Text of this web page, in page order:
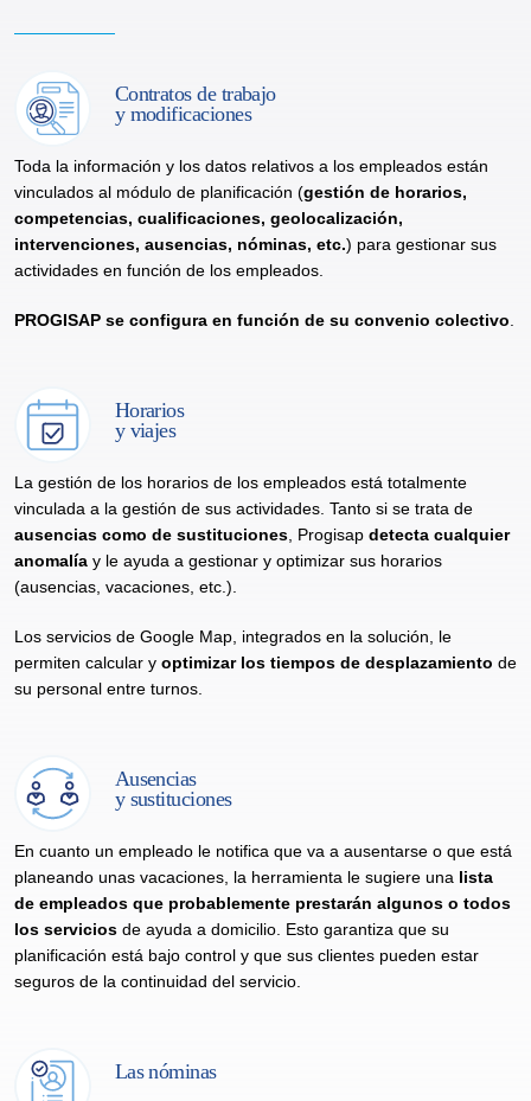
Contratos de trabajo
y modificaciones
Toda la información y los datos relativos a los empleados están
vinculados al módulo de planificación (gestión de horarios,
competencias, cualificaciones, geolocalización,
intervenciones, ausencias, nóminas, etc.) para gestionar sus
actividades en función de los empleados.
PROGISAP se configura en función de su convenio colectivo.
Horarios
y viajes
La gestión de los horarios de los empleados está totalmente
vinculada a la gestión de sus actividades. Tanto si se trata de
ausencias como de sustituciones, Progisap detecta cualquier
anomalíay le ayuda a gestionar y optimizar sus horarios
(ausencias, vacaciones, etc.).
Los servicios de Google Map, integrados en la solución, le
permiten calcular y optimizar los tiempos de desplazamiento de
su personal entre turnos.
Ausencias
y sustituciones
En cuanto un empleado le notifica que va a ausentarse o que está
planeando unas vacaciones, la herramienta le sugiere unalista
de empleados que probablemente prestarán algunos o todos
los serviciosde ayuda a domicilio. Esto garantiza que su
planificación está bajo control y que sus clientes pueden estar
seguros de la continuidad del servicio.
Las nóminas